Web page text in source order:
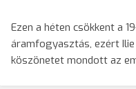
Ezen a héten csökkent a
áramfogyasztás, ezért
köszönetet mondott az